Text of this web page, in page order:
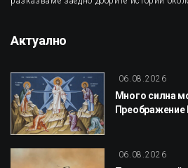
Актуално
06.08.2026
Много силна
Преображение
06.08.2026